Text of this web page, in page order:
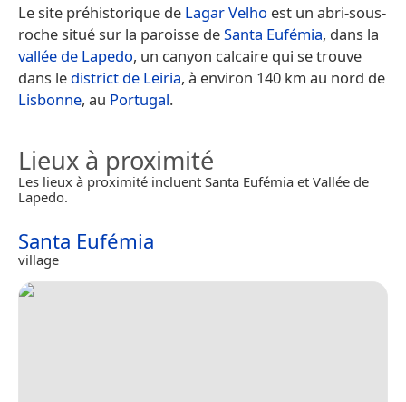
Le site préhistorique de Lagar Velho est un abri-sous-
roche situé sur la paroisse deSanta Eufémia, dans la
vallée de Lapedo, un canyon calcaire qui se trouve
dans le district de Leiria, à environ 140 km au nord de
Lisbonne, au Portugal.
Lieux à proximité
Les lieux à proximité incluent Santa Eufémia et Vallée de
Lapedo.
Santa Eufémia
village